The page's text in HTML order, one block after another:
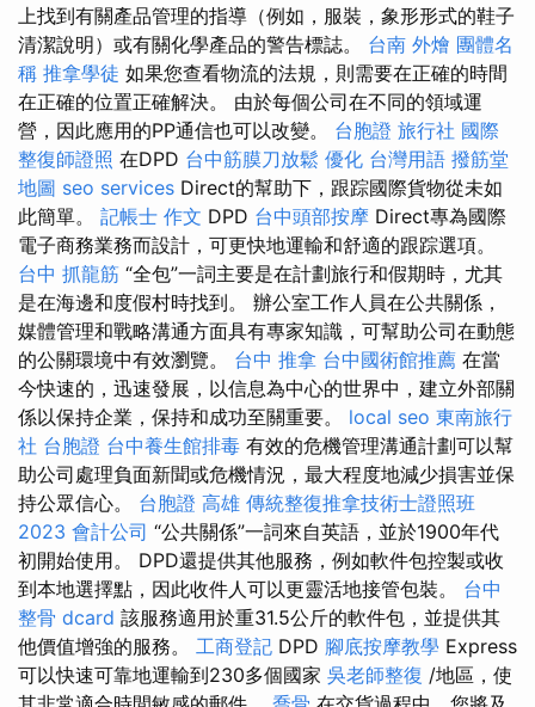
上找到有關產品管理的指導（例如，服裝，象形形式的鞋子
清潔說明）或有關化學產品的警告標誌。 台南 外燴 團體名
稱 推拿學徒 如果您查看物流的法規，則需要在正確的時間
在正確的位置正確解決。 由於每個公司在不同的領域運
營，因此應用的PP通信也可以改變。 台胞證 旅行社 國際
整復師證照 在DPD 台中筋膜刀放鬆 優化 台灣用語 撥筋堂
地圖 seo services Direct的幫助下，跟踪國際貨物從未如
此簡單。 記帳士 作文 DPD 台中頭部按摩 Direct專為國際
電子商務業務而設計，可更快地運輸和舒適的跟踪選項。
台中 抓龍筋 “全包”一詞主要是在計劃旅行和假期時，尤其
是在海邊和度假村時找到。 辦公室工作人員在公共關係，
媒體管理和戰略溝通方面具有專家知識，可幫助公司在動態
的公關環境中有效瀏覽。 台中 推拿 台中國術館推薦 在當
今快速的，迅速發展，以信息為中心的世界中，建立外部關
係以保持企業，保持和成功至關重要。 local seo 東南旅行
社 台胞證 台中養生館排毒 有效的危機管理溝通計劃可以幫
助公司處理負面新聞或危機情況，最大程度地減少損害並保
持公眾信心。 台胞證 高雄 傳統整復推拿技術士證照班
2023 會計公司 “公共關係”一詞來自英語，並於1900年代
初開始使用。 DPD還提供其他服務，例如軟件包控製或收
到本地選擇點，因此收件人可以更靈活地接管包裝。 台中
整骨 dcard 該服務適用於重31.5公斤的軟件包，並提供其
他價值增強的服務。 工商登記 DPD 腳底按摩教學 Express
可以快速可靠地運輸到230多個國家 吳老師整復 /地區，使